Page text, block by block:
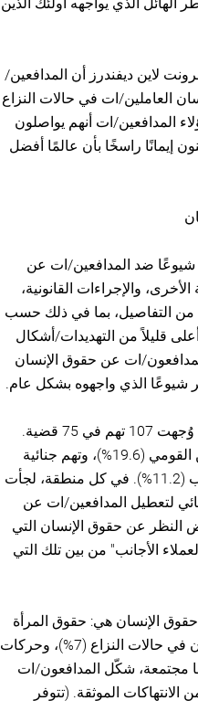
لاين ديفندرز أن المدافعين/
العاملين/ات في حالات النزاع
المدافعين/ات أنهم يواصلون
إيمانًا راسخًا بأن عالمًا أفضل
شيوعًا ضد المدافعين/ات عن
والإجراءات القانونية،
والمراقبة (انظر الصفحات 12-18 لمزيد من التفاصيل، بما في ذلك حسب
قليلاً من التهديدات/أشكال
ات عن حقوق الإنسان
شيوعًا الذي واجهوه بشكل عام.
ظلّ تجريم المدافعين/ات عن حقوق الإنسان منتشرًا، حيث وُجهت 107 تهم في 75 قضية.
وكانت التهم الأكثر شيوعًا مرتبطة بالتشهير (23.4%)، الأمن القومي (19.6%)، وتهم جنائية
أخرى (12.1%)، وجرائم النظام العام (11.2%)، وتهم الإرهاب (11.2%). في كل منطقة، لجأت
لتعطيل المدافعين/ات عن
النظر عن حقوق الإنسان التي
الأجانب" من بين تلك التي
حقوق الإنسان هي: حقوق المرأة
(12%)، وحقوق مجتمع الميم (9%)، وانتهاكات حقوق الإنسان في حالات النزاع (7%)، وحركات
(6%). وعند النظر إليها مجتمعة، شكّل المدافعون/ات
والسكان الأصليين وحقوق الأراضي 15% من الانتهاكات الموثقة. (تتوفر